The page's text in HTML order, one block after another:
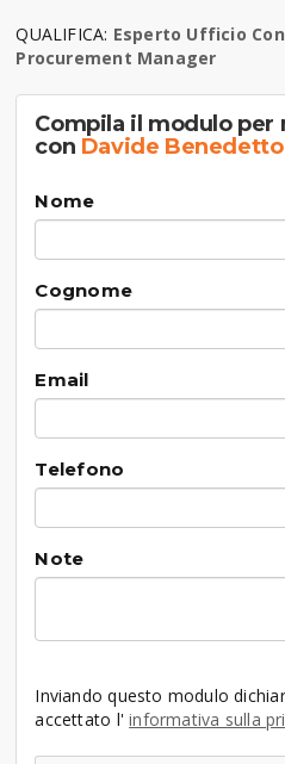
QUALIFICA: Esperto Ufficio
Procurement Manager
Compila il modulo
con Davide Benedetto
Nome
Cognome
Email
Telefono
Note
Inviando questo modulo
accettato l'informativa sulla